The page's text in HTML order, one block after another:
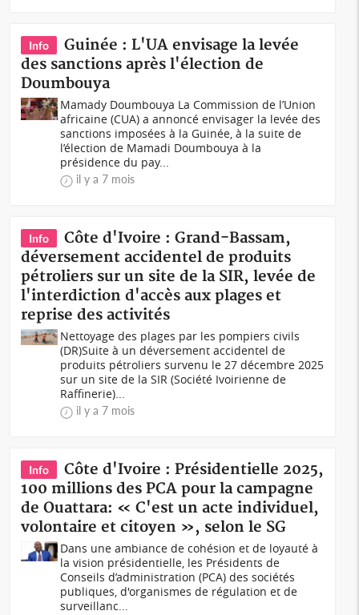
Info
Guinée : L'UA envisage la levée
des sanctions après l'élection de
Doumbouya
Mamady Doumbouya La Commission de l’Union
africaine (CUA) a annoncé envisager la levée des
sanctions imposées à la Guinée, à la suite de
l’élection de Mamadi Doumbouya à la
présidence du pay...
il y a 7 mois
Info
Côte d'Ivoire : Grand-Bassam,
déversement accidentel de produits
pétroliers sur un site de la SIR, levée de
l'interdiction d'accès aux plages et
reprise des activités
Nettoyage des plages par les pompiers civils
(DR)Suite à un déversement accidentel de
produits pétroliers survenu le 27 décembre 2025
sur un site de la SIR (Société Ivoirienne de
Raffinerie)...
il y a 7 mois
Info
Côte d'Ivoire : Présidentielle 2025,
100 millions des PCA pour la campagne
de Ouattara: « C'est un acte individuel,
volontaire et citoyen », selon le SG
Dans une ambiance de cohésion et de loyauté à
la vision présidentielle, les Présidents de
Conseils d’administration (PCA) des sociétés
publiques, d'organismes de régulation et de
surveillanc...